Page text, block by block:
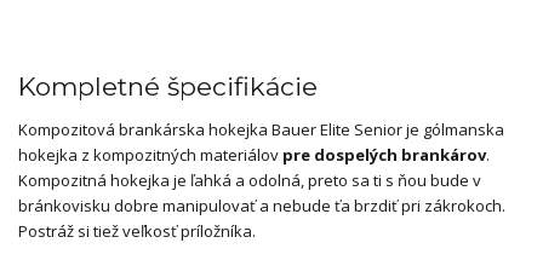
Kompletné špecifikácie
Kompozitová brankárska hokejka Bauer Elite Senior je gólmanska
hokejka z kompozitných materiálov pre dospelých brankárov.
Kompozitná hokejka je ľahká a odolná, preto sa ti s ňou bude v
bránkovisku dobre manipulovať a nebude ťa brzdiť pri zákrokoch.
Postráž si tiež veľkosť príložníka.